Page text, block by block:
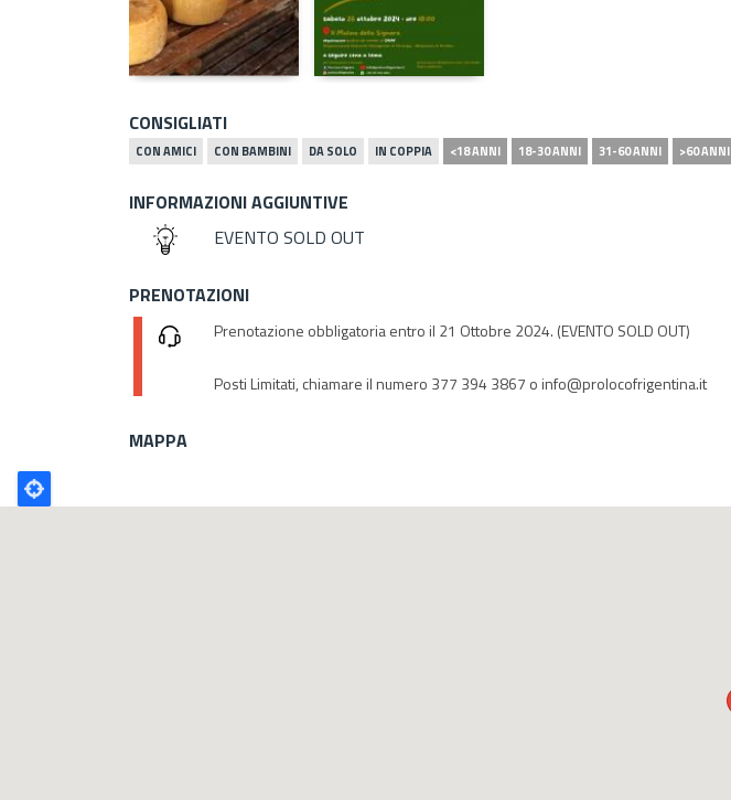
CONSIGLIATI
CON AMICI CON BAMBINI DA SOLO IN COPPIA <18 ANNI 18-30 ANNI 31-60 ANNI >60 ANNI
INFORMAZIONI AGGIUNTIVE
EVENTO SOLD OUT
PRENOTAZIONI
Prenotazione obbligatoria entro il 21 Ottobre 2024. (EVENTO SOLD OUT)
Posti Limitati, chiamare il numero 377 394 3867 o info@prolocofrigentina.it
MAPPA
Poligono
GEO